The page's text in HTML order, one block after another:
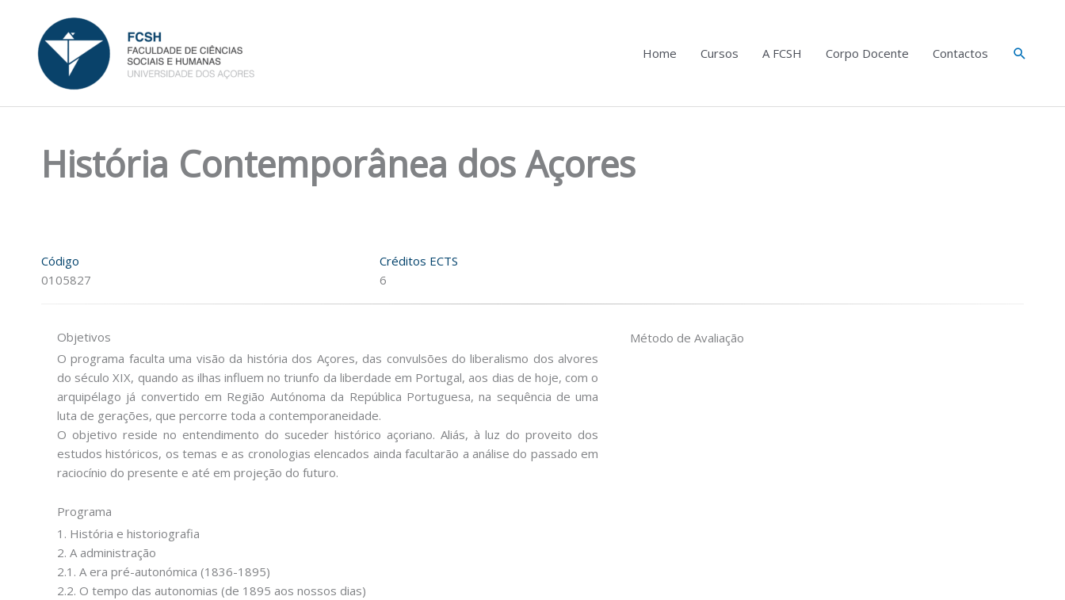
content
Home Cursos A FCSH Corpo Docente Contactos Search
História Contemporânea dos Açores
Código
0105827
Créditos ECTS
6
Objetivos
O programa faculta uma visão da história dos Açores, das convulsões do liberalismo dos alvores
do século XIX, quando as ilhas influem no triunfo da liberdade em Portugal, aos dias de hoje, com o
arquipélago já convertido em Região Autónoma da República Portuguesa, na sequência de uma
luta de gerações, que percorre toda a contemporaneidade.
O objetivo reside no entendimento do suceder histórico açoriano. Aliás, à luz do proveito dos
estudos históricos, os temas e as cronologias elencados ainda facultarão a análise do passado em
raciocínio do presente e até em projeção do futuro.
Programa
1. História e historiografia
2. A administração
2.1. A era pré-autonómica (1836-1895)
2.2. O tempo das autonomias (de 1895 aos nossos dias)
Método de Avaliação